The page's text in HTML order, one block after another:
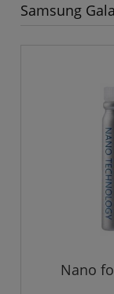
Samsung
Nano